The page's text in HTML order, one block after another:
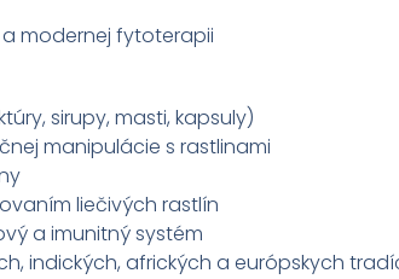
modernej fytoterapii
sirupy, masti, kapsuly)
manipulácie s rastlinami
liečivých rastlín
a imunitný systém
indických, afrických a európskych